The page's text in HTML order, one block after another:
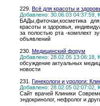
229. Всё для красоты и
Добавлено: 30.06.03 04:37:59,
БАДы,фиточаи,косметика
красоты и здоровья,
за полостью рта -комплект
объявлений
230. Медицинский форум
Добавлено: 28.02.05 13:06:18,
обсуждение актуальных
новости
231. Гинекологи и урологи:
Добавлено: 28.02.05 02:07:02,
Сайт врачей Клиники
эндокринолог, нефролог и